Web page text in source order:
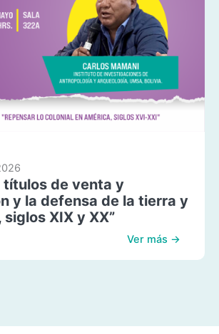
títulos de venta y
y la defensa de la tierra y
XIX y XX”
Ver más →